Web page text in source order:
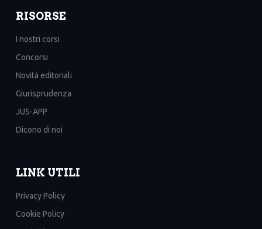
RISORSE
I nostri corsi
Concorsi
Novità editoriali
Giurisprudenza
JUS-APP
Dicono di noi
LINK UTILI
Privacy Policy
Cookie Policy